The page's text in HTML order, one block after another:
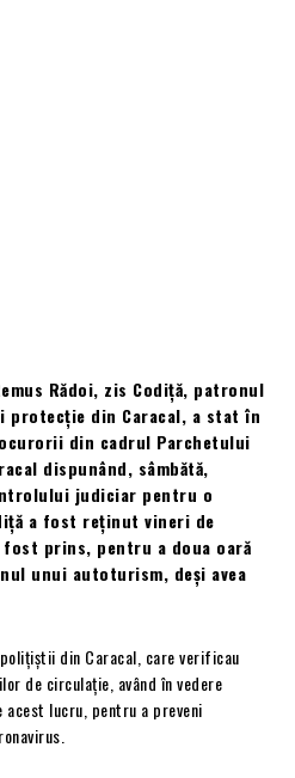
Rădoi, zis Codiță, patronul
protecție din Caracal, a stat în
din cadrul Parchetului
dispunând, sâmbătă,
judiciar pentru o
a fost reținut vineri de
prins, pentru a doua oară
unui autoturism, deși avea
din Caracal, care verificau
de circulație, având în vedere
acest lucru, pentru a preveni